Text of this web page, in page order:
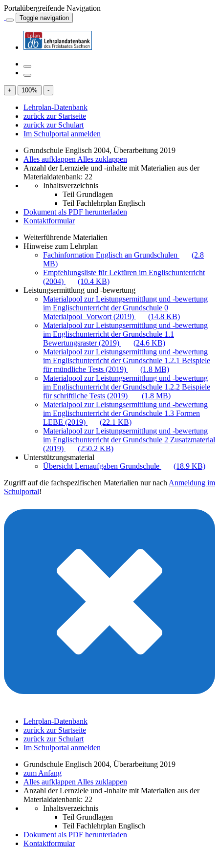
Portalübergreifende Navigation
Toggle navigation
+ 100% -
Lehrplan-Datenbank
zurück zur Startseite
zurück zur Schulart
Im Schulportal anmelden
Grundschule Englisch 2004, Überarbeitung 2019
Alles aufklappen Alles zuklappen
Anzahl der Lernziele und -inhalte mit Materialien aus der
Materialdatenbank: 22
Inhaltsverzeichnis
Teil Grundlagen
Teil Fachlehrplan Englisch
Dokument als PDF herunterladen
Kontaktformular
Weiterführende Materialien
Hinweise zum Lehrplan
Fachinformation Englisch an Grundschulen
(2.8
MB)
Empfehlungsliste für Lektüren im Englischunterricht
(2004)
(10.4 KB)
Leistungsermittlung und -bewertung
Materialpool zur Leistungsermittlung und -bewertung
im Englischunterricht der Grundschule 0
Materialpool_Vorwort (2019)
(14.8 KB)
Materialpool zur Leistungsermittlung und -bewertung
im Englischunterricht der Grundschule 1.1
Bewertungsraster (2019)
(24.6 KB)
Materialpool zur Leistungsermittlung und -bewertung
im Englischunterricht der Grundschule 1.2.1 Beispiele
für mündliche Tests (2019)
(1.8 MB)
Materialpool zur Leistungsermittlung und -bewertung
im Englischunterricht der Grundschule 1.2.2 Beispiele
für schriftliche Tests (2019)
(1.8 MB)
Materialpool zur Leistungsermittlung und -bewertung
im Englischunterricht der Grundschule 1.3 Formen
LEBE (2019)
(22.1 KB)
Materialpool zur Leistungsermittlung und -bewertung
im Englischunterricht der Grundschule 2 Zusatzmaterial
(2019)
(250.2 KB)
Unterstützungsmaterial
Übersicht Lernaufgaben Grundschule
(18.9 KB)
Zugriff auf die fachspezifischen Materialien nur nach Anmeldung im
Schulportal!
Lehrplan-Datenbank
zurück zur Startseite
zurück zur Schulart
Im Schulportal anmelden
Grundschule Englisch 2004, Überarbeitung 2019
zum Anfang
Alles aufklappen Alles zuklappen
Anzahl der Lernziele und -inhalte mit Materialien aus der
Materialdatenbank: 22
Inhaltsverzeichnis
Teil Grundlagen
Teil Fachlehrplan Englisch
Dokument als PDF herunterladen
Kontaktformular